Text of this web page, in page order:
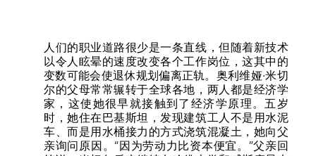
人们的职业道路很少是一条直线，但随着新技术
以令人眩晕的速度改变各个工作岗位，这其中的
变数可能会使退休规划偏离正轨。奥利维娅·米切
尔的父母常常辗转于全球各地，两人都是经济学
家，这使她很早就接触到了经济学原理。五岁
时，她住在巴基斯坦，发现建筑工人不是用水泥
车、而是用水桶接力的方式浇筑混凝土，她向父
亲询问原因。“因为劳动力比资本便宜。”父亲回